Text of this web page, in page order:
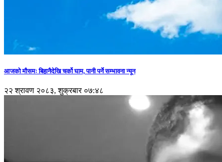
आजको मौसमः बिहानैदेखि चर्को घाम, पानी पर्ने सम्भावना न्यून
२२ श्रावण २०८३, शुक्रबार ०७:४८